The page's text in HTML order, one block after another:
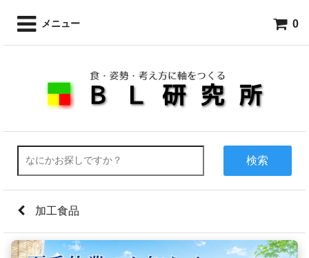
メニュー 0
検索
加工食品